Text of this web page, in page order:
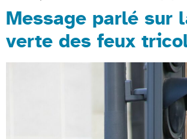
Message parlé sur
verte des feux